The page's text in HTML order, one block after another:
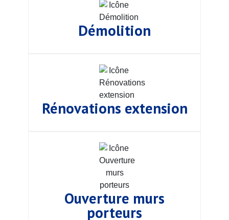
Démolition
Rénovations extension
Ouverture murs
porteurs